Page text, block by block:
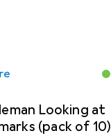
Looking at
(pack of 10)